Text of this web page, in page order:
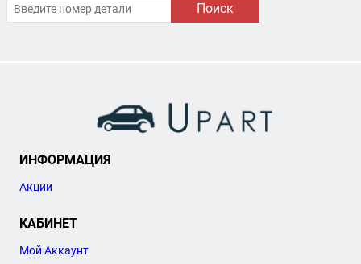
Поиск
ИНФОРМАЦИЯ
Акции
КАБИНЕТ
Мой Аккаунт